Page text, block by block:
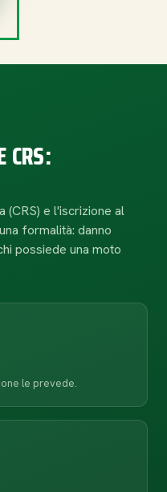
CRS:
(CRS) e l'iscrizione al
formalità: danno
possiede una moto
le prevede.